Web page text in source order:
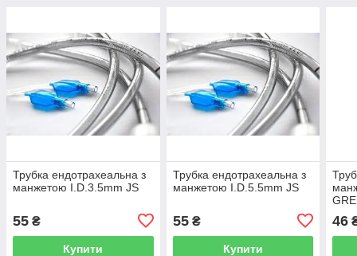
Трубка ендотрахеальна з
манжетою I.D.3.5mm JS
55 ₴
Купити
Трубка ендотрахеальна з
манжетою I.D.5.5mm JS
55₴
Купити
46